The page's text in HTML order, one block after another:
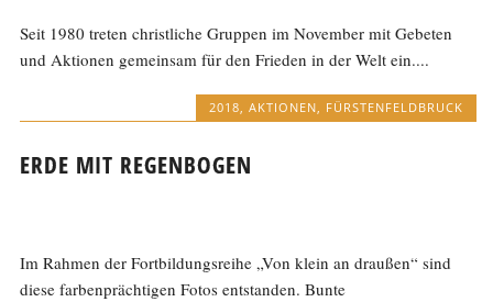
Seit 1980 treten christliche Gruppen im November mit Gebeten
und Aktionen gemeinsam für den Frieden in der Welt ein....
2018 AKTIONEN FÜRSTENFELDBRUCK
ERDE MIT REGENBOGEN
Im Rahmen der Fortbildungsreihe „Von klein an draußen“ sind
diese farbenprächtigen Fotos entstanden. Bunte